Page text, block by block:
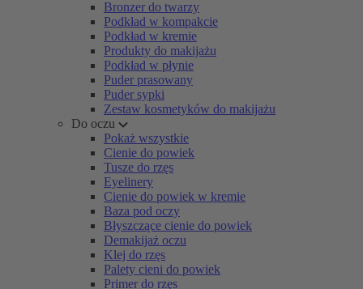
Bronzer do twarzy
Podkład w kompakcie
Podkład w kremie
Produkty do makijażu
Podkład w płynie
Puder prasowany
Puder sypki
Zestaw kosmetyków do makijażu
Do oczu
Pokaż wszystkie
Cienie do powiek
Tusze do rzęs
Eyelinery
Cienie do powiek w kremie
Baza pod oczy
Błyszczące cienie do powiek
Demakijaż oczu
Klej do rzęs
Palety cieni do powiek
Primer do rzęs